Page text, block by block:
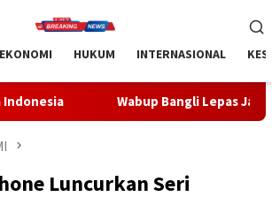
EKONOMI HUKUM INTERNASIONAL
Bangli Lepas Jalan Santai, Awali
Luncurkan Seri